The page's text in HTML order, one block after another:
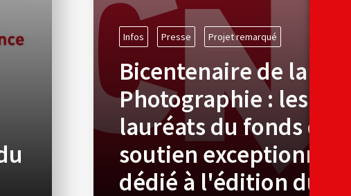
Infos Presse Projet remarqué
Bicentenaire de la
Photographie : les
lauréats du fonds de
soutien exceptionnel
dédié à l'édition du